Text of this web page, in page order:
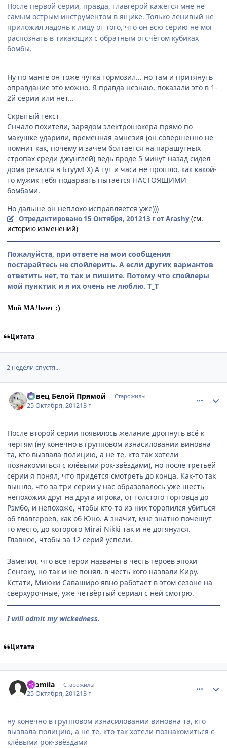
После первой серии, правда, главгерой кажется мне не
самым острым инструментом в ящике. Только ленивый не
приложил ладонь к лицу от того, что он всю серию не мог
распознать в тикающих с обратным отсчётом кубиках
бомбы.
Ну по манге он тоже чутка тормозил... но там и притянуть
оправдание это можно. Я правда незнаю, показали это в 1-
2й серии или нет...
Скрытый текст
Снчало похители, зарядом электрошокера прямо по
макушке ударили, временная амнезия (он совершенно не
помнит как, почему и зачем болтается на парашутных
стропах среди джунглей) ведь вроде 5 минут назад сидел
дома резался в Бтуум! Х) А тут и часа не прошло, как какой-
то мужик тебя подарвать пытается НАСТОЯЩИМИ
бомбами.
Но дальше он неплохо исправляется уже)))
Отредактировано 15 Октября, 201213 гот Arashy(см.
историю изменений)
Пожалуйста, при ответе на мои сообщения
постарайтесь не спойлерить. А если других вариантов
ответить нет, то так и пишите. Потому что спойлеры
мой пунктик и я их очень не люблю. Т_Т
Мой МАЛьчег :)
Цитата
2 недели спустя...
Певец Белой Прямой Старожилы
25 Октября, 201213 г
После второй серии появилось желание дропнуть всё к
чертям (ну конечно в групповом изнасиловании виновна
та, кто вызвала полицию, а не те, кто так хотели
познакомиться с клёвыми рок-звёздами), но после третьей
серии я понял, что придётся смотреть до конца. Как-то так
вышло, что за три серии у нас образовалось уже шесть
непохожих друг на друга игрока, от толстого торговца до
Рэмбо, и непохоже, чтобы кто-то из них торопился убиться
об главгероев, как об Юно. А значит, мне знатно почешут
то место, до которого Mirai Nikki так и не дотянулся.
Главное, чтобы за 12 серий успели.
Заметил, что все герои названы в честь героев эпохи
Сенгоку, но так и не понял, в честь кого назвали Киру.
Кстати, Миюки Саваширо явно работает в этом сезоне на
сверхурочные, уже четвёртый сериал с ней смотрю.
I will admit my wickedness.
Цитата
Gromila Старожилы
25 Октября, 201213 г
ну конечно в групповом изнасиловании виновна та, кто
вызвала полицию, а не те, кто так хотели познакомиться с
клёвыми рок-звёздами